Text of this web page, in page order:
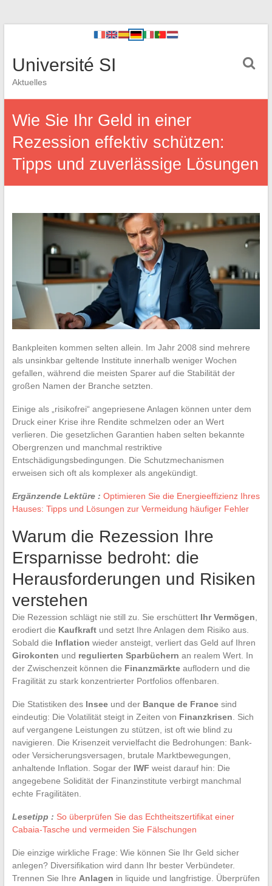
Université SI
Aktuelles
Wie Sie Ihr Geld in einer
Rezession effektiv schützen:
Tipps und zuverlässige Lösungen
Bankpleiten kommen selten allein. Im Jahr 2008 sind mehrere
als unsinkbar geltende Institute innerhalb weniger Wochen
gefallen, während die meisten Sparer auf die Stabilität der
großen Namen der Branche setzten.
Einige als „risikofrei“ angepriesene Anlagen können unter dem
Druck einer Krise ihre Rendite schmelzen oder an Wert
verlieren. Die gesetzlichen Garantien haben selten bekannte
Obergrenzen und manchmal restriktive
Entschädigungsbedingungen. Die Schutzmechanismen
erweisen sich oft als komplexer als angekündigt.
Ergänzende Lektüre : Optimieren Sie die Energieeffizienz Ihres
Hauses: Tipps und Lösungen zur Vermeidung häufiger Fehler
Warum die Rezession Ihre
Ersparnisse bedroht: die
Herausforderungen und Risiken
verstehen
Die Rezession schlägt nie still zu. Sie erschüttert Ihr Vermögen
erodiert die Kaufkraftund setzt Ihre Anlagen dem Risiko aus.
Sobald die Inflation wieder ansteigt, verliert das Geld auf Ihren
Girokonten und regulierten Sparbüchern an realem Wert. In
der Zwischenzeit können die Finanzmärkteauflodern und die
Fragilität zu stark konzentrierter Portfolios offenbaren.
Die Statistiken des Inseeund der Banque de Francesind
eindeutig: Die Volatilität steigt in Zeiten von Finanzkrisen . Sich
auf vergangene Leistungen zu stützen, ist oft wie blind zu
navigieren. Die Krisenzeit vervielfacht die Bedrohungen: Bank-
oder Versicherungsversagen, brutale Marktbewegungen,
anhaltende Inflation. Sogar der IWF weist darauf hin: Die
angegebene Solidität der Finanzinstitute verbirgt manchmal
echte Fragilitäten.
Lesetipp : So überprüfen Sie das Echtheitszertifikat einer
Cabaia-Tasche und vermeiden Sie Fälschungen
Die einzige wirkliche Frage: Wie können Sie Ihr Geld sicher
anlegen? Diversifikation wird dann Ihr bester Verbündeter.
Trennen Sie Ihre Anlagen in liquide und langfristige. Überprüfen